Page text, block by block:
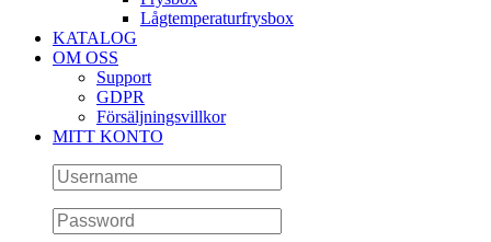
Lågtemperaturfrysbox
KATALOG
OM OSS
Support
GDPR
Försäljningsvillkor
MITT KONTO